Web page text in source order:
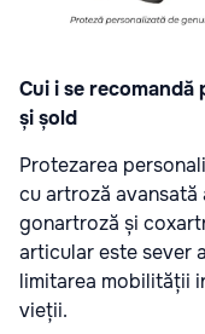
Cui i se
și șold
Protezarea
cu artroză avansată
gonartroză și
articular este sever
limitarea mobilității
vieții.